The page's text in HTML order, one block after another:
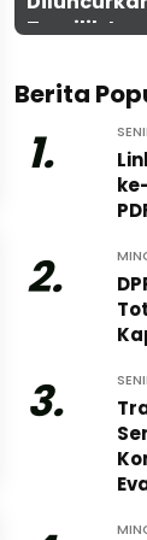
Terpilih
Berita
1.
2.
3.